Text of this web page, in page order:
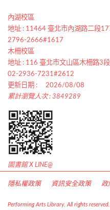
內湖校區
地址 : 11464 臺北市內湖路二段
2796-2666#1617
木柵校區
地址 : 116 臺北市文山區木柵路3
02-2936-7231#2612
更新日期 :
2026/08/08
累計瀏覽人次 : 3849289
圖書館 X LINE@
隱私權政策 資訊安全政策 政
Performing Arts Library. All rights reserved.